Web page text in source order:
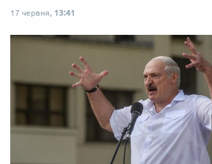
17 червня, 13:41